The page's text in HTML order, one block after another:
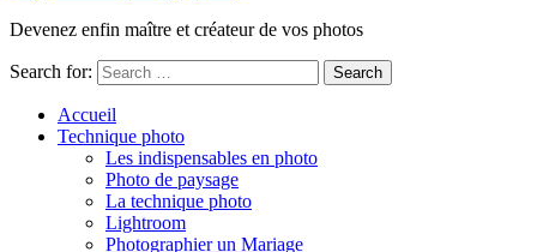
Devenez enfin maître et créateur de vos photos
Search for:
Accueil
Technique photo
Les indispensables en photo
Photo de paysage
La technique photo
Lightroom
Photographier un Mariage